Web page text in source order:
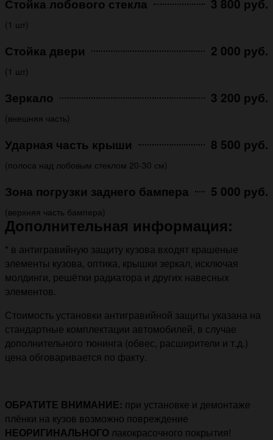
Стойка лобового стекла 3 800 руб.
(1 шт)
Стойка двери 2 000 руб.
(1 шт)
Зеркало 3 200 руб.
(внешняя часть)
Ударная часть крыши 8 500 руб.
(полоса над лобовым стеклом 20-30 см)
Зона погрузки заднего бампера 5 000 руб.
(верхняя часть бампера)
Дополнительная информация:
* в антигравийную защиту кузова входят крашеные
элементы кузова, оптика, крышки зеркал, исключая
молдинги, решётки радиатора и других навесных
элементов.
Стоимость установки антигравийной защиты указана на
стандартные комплектации автомобилей, в случае
дополнительного тюнинга (обвес, расширители и т.д.)
цена обговаривается по факту.
ОБРАТИТЕ ВНИМАНИЕ: при установке и демонтаже
плёнки на кузов возможно повреждение
НЕОРИГИНАЛЬНОГОлакокрасочного покрытия!